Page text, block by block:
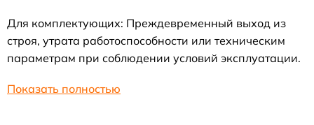
Для комплектующих: Преждевременный выход из
строя, утрата работоспособности или техническим
параметрам при соблюдении условий эксплуатации.
Показать полностью